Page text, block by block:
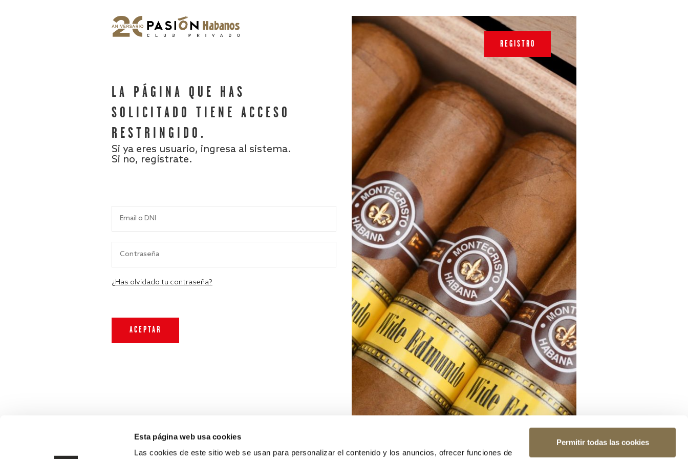
Esta página web usa cookies
Las cookies de este sitio web se usan para personalizar el contenido y los anuncios, ofrecer funciones de
Permitir todas las cookies
LA PÁGINA QUE HAS
SOLICITADO TIENE ACCESO
RESTRINGIDO.
Si ya eres usuario, ingresa al sistema.
Si no, regístrate.
¿Has olvidado tu contraseña?
REGISTRO